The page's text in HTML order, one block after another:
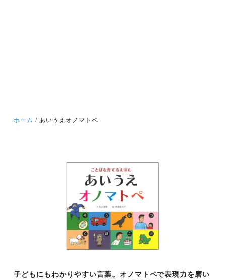
ホーム あいうえオノマトペ
子どもにもわかりやすい言葉。オノマトペで表現力を磨い